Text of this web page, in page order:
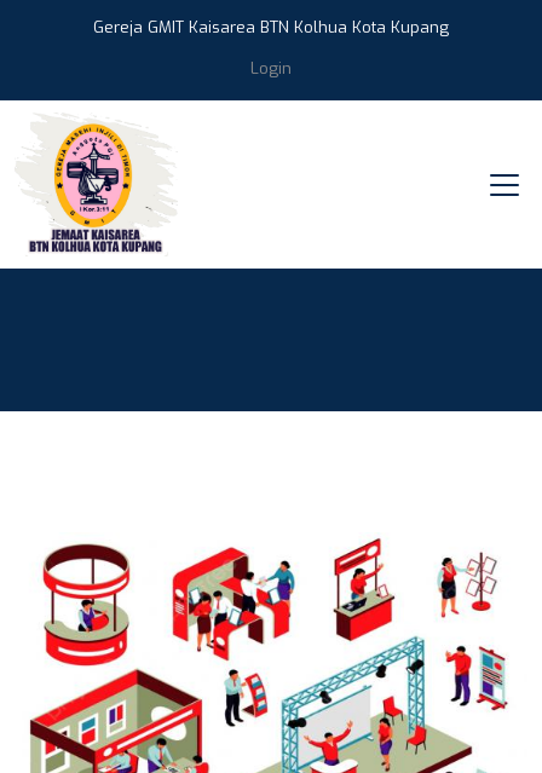
Gereja GMIT Kaisarea BTN Kolhua Kota Kupang
Login